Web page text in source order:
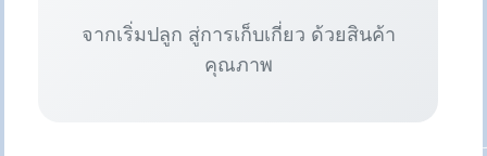
จากเริ่มปลูก สู่การเก็บเกี่ยว ด้วยสินค้า
คุณภาพ